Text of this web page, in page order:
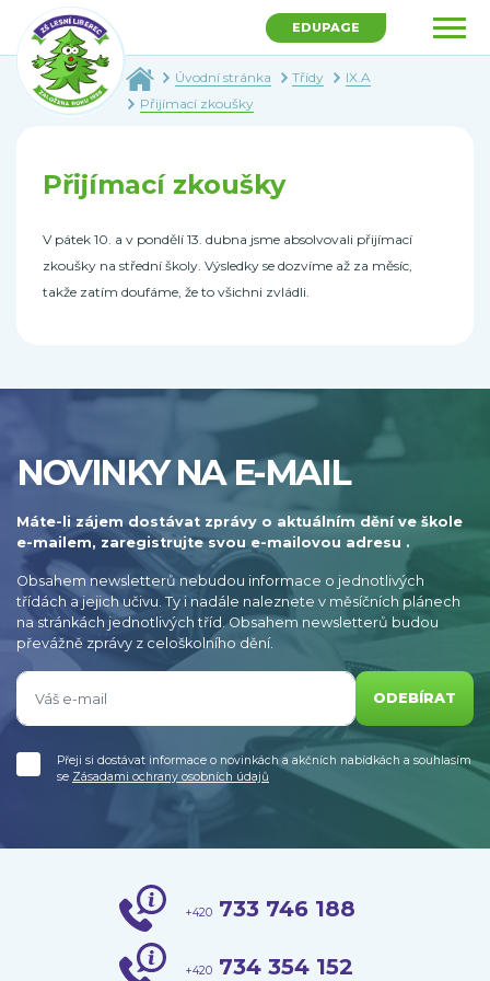
EDUPAGE
Úvodní stránka Třídy
IX.A
Přijímací zkoušky
Přijímací zkoušky
V pátek 10. a v pondělí 13. dubna jsme absolvovali přijímací
zkoušky na střední školy. Výsledky se dozvíme až za měsíc,
takže zatím doufáme, že to všichni zvládli.
NOVINKY NA E-MAIL
Máte-li zájem dostávat zprávy o aktuálním dění ve škole
e-mailem, zaregistrujte svou e-mailovou adresu .
Obsahem newsletterů nebudou informace o jednotlivých
třídách a jejich učivu. Ty i nadále naleznete v měsíčních plánech
na stránkách jednotlivých tříd. Obsahem newsletterů budou
převážně zprávy z celoškolního dění.
ODEBÍRAT
Přeji si dostávat informace o novinkách a akčních nabídkách a souhlasím
se Zásadami ochrany osobních údajů
+420 733 746 188
+420 734 354 152